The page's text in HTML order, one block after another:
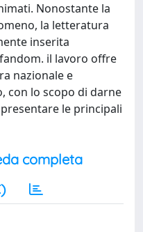
Nonostante la
la letteratura
inserita
il lavoro offre
nazionale e
con lo scopo di darne
le principali
completa